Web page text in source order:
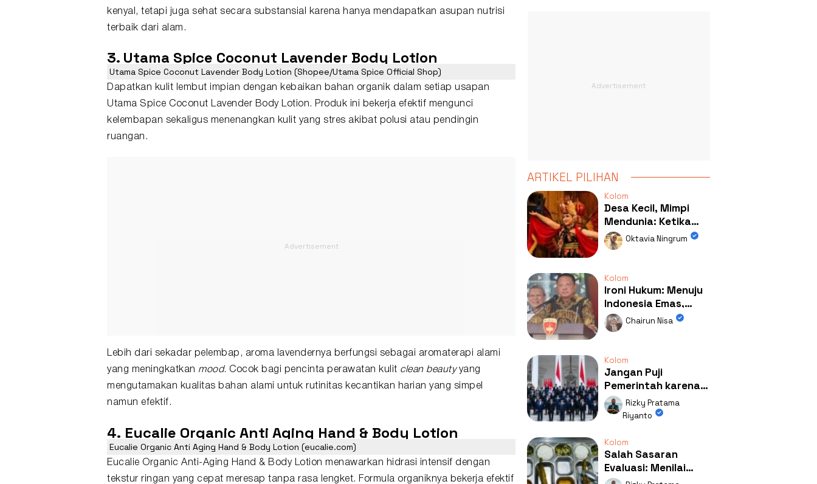
kenyal, tetapi juga sehat secara substansial karena hanya mendapatkan asupan nutrisi
terbaik dari alam.
3. Utama Spice Coconut Lavender Body Lotion
Utama Spice Coconut Lavender Body Lotion (Shopee/Utama Spice Official Shop)
Dapatkan kulit lembut impian dengan kebaikan bahan organik dalam setiap usapan
Utama Spice Coconut Lavender Body Lotion. Produk ini bekerja efektif mengunci
kelembapan sekaligus menenangkan kulit yang stres akibat polusi atau pendingin
ruangan.
Lebih dari sekadar pelembap, aroma lavendernya berfungsi sebagai aromaterapi alami
yang meningkatkan mood. Cocok bagi pencinta perawatan kulit clean beautyyang
mengutamakan kualitas bahan alami untuk rutinitas kecantikan harian yang simpel
namun efektif.
4. Eucalie Organic Anti Aging Hand & Body Lotion
Eucalie Organic Anti Aging Hand & Body Lotion (eucalie.com)
Eucalie Organic Anti-Aging Hand & Body Lotion menawarkan hidrasi intensif dengan
tekstur ringan yang cepat meresap tanpa rasa lengket. Formula organiknya bekerja efektif
ARTIKEL PILIHAN
Kolom
Desa Kecil, Mimpi
Mendunia: Ketika
Kolaborasi
Mengubah Wajah
Oktavia Ningrum
Kolom
Ironi Hukum: Menuju
Indonesia Emas,
Ternyata Emasnya
Ada di Rumah Febrie!
Chairun Nisa
Kolom
Jangan Puji
Pemerintah karena
Kerja: Mengapa
Publik Begitu Mudah
Rizky Pratama
Riyanto
Kolom
Salah Sasaran
Evaluasi: Menilai
Program MBG Lewat